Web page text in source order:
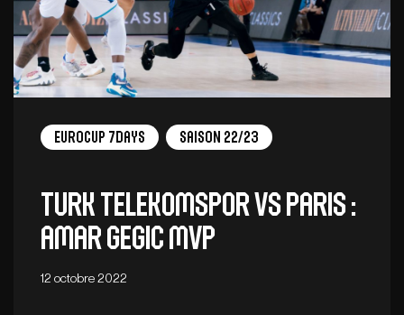
EuroCup 7Days Saison 22/23
Turk Telekomspor vs Paris :
Amar Gegic MVP
12 octobre 2022